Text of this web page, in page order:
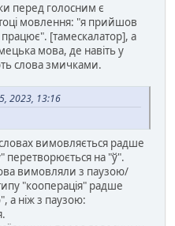
перед голосним є
мовлення: "я прийшов
працює". [тамескалатор], а
мова, де навіть у
слова змичками.
2023, 13:16
вимовляється радше
перетворюється на "ў".
вимовляли з паузою/
"кооперація" радше
а ніж з паузою: